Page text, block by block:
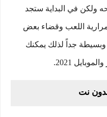
ولكن في البداية ستجد
اللعب وقضاء بعض
وبسيطة جداً لذلك يمكنك
2021.
نت